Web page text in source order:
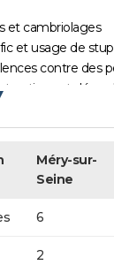
et cambriolages
et usage de
contre des
et
Méry-sur-
Seine
6
2